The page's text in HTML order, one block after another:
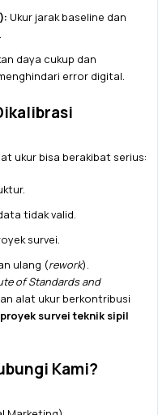
Ukur jarak baseline dan
daya cukup dan
error digital.
ukur bisa berakibat serius:
tidak valid.
survei.
ulang (rework).
of Standards and
alat ukur berkontribusi
survei teknik sipil
Kami?